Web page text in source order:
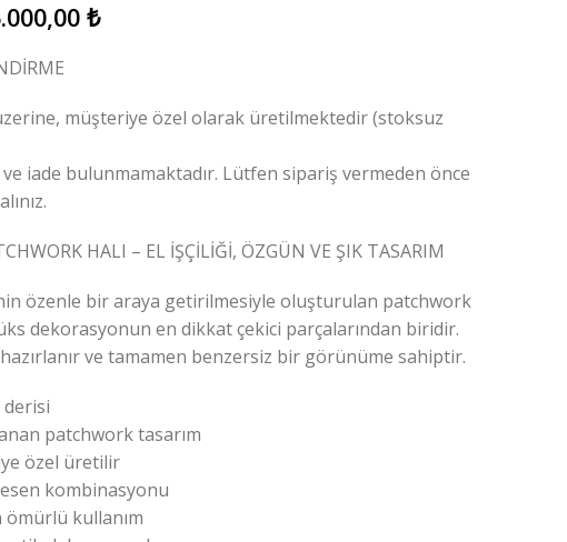
₺
müşteriye özel olarak üretilmektedir (stoksuz
iade bulunmamaktadır. Lütfen sipariş vermeden önce
HALI – EL İŞÇİLİĞİ, ÖZGÜN VE ŞIK TASARIM
özenle bir araya getirilmesiyle oluşturulan patchwork
dekorasyonun en dikkat çekici parçalarından biridir.
ve tamamen benzersiz bir görünüme sahiptir.
patchwork tasarım
özel üretilir
kombinasyonu
ömürlü kullanım